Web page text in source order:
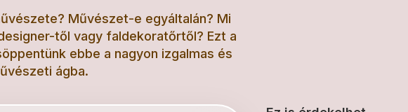
Művészet-e egyáltalán? Mi
től vagy faldekoratőrtől? Ezt a
ebbe a nagyon izgalmas és
ágba.